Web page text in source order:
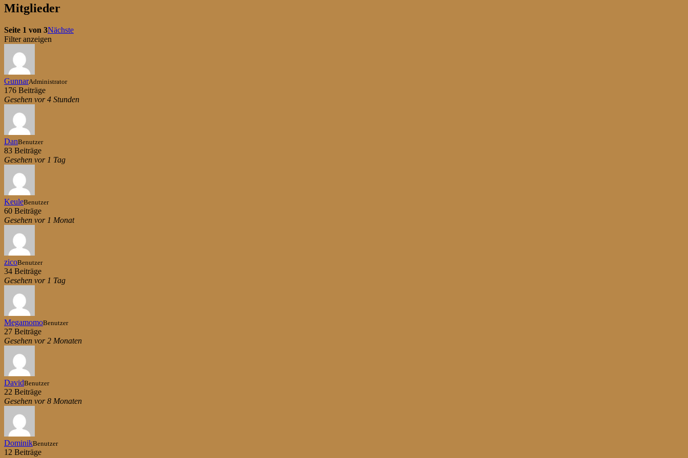
Du
bist
Mitglieder
Seite 1 von 3Nächste
Filter anzeigen
GunnarAdministrator
176 Beiträge
Gesehen vor 4 Stunden
DanBenutzer
83 Beiträge
Gesehen vor 1 Tag
KeuleBenutzer
60 Beiträge
Gesehen vor 1 Monat
zicoBenutzer
34 Beiträge
Gesehen vor 1 Tag
MegamomoBenutzer
27 Beiträge
Gesehen vor 2 Monaten
DavidBenutzer
22 Beiträge
Gesehen vor 8 Monaten
DominikBenutzer
12 Beiträge